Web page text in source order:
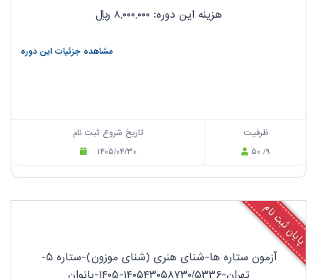
هزینه این دوره: ۸,۰۰۰,۰۰۰
ریال
مشاهده جزئیات این دوره
تاریخ شروع ثبت نام
۱۴۰۵/۰۴/۳۰
ظرفیت
۵۰ /۹
پایان ثبت نام
آزمون ستاره ها-شنای هنری (شنای موزون)-ستاره ۵-